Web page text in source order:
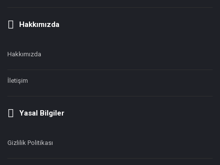
Hakkımızda
Hakkımızda
İletişim
Yasal Bilgiler
Gizlilik Politikası